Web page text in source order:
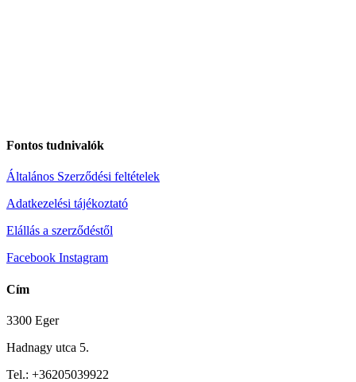
Fontos tudnivalók
Általános Szerződési feltételek
Adatkezelési tájékoztató
Elállás a szerződéstől
Facebook Instagram
Cím
3300 Eger
Hadnagy utca 5.
Tel.: +36205039922